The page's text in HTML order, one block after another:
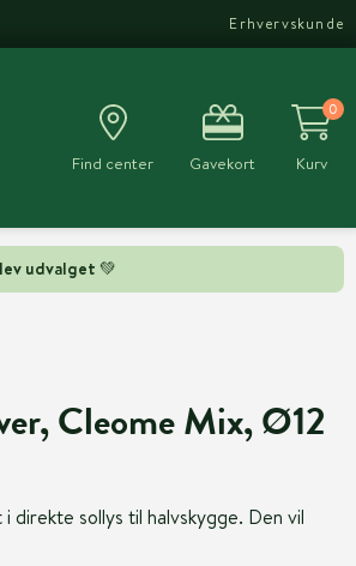
udvalget 💚
Erhvervskunde
Find center Gavekort
0
Kurv
Cleome Mix, Ø12
sollys til halvskygge. Den vil